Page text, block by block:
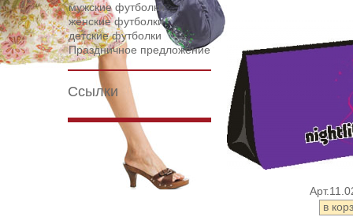
мужские футболки
женские футболки
детские футболки
Праздничное предложение
Ссылки